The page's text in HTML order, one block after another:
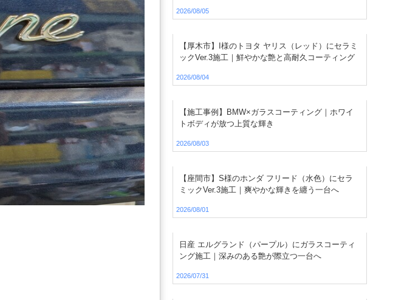
2026/08/05
【厚木市】I様のトヨタ ヤリス（レッド）にセラミ
ックVer.3施工｜鮮やかな艶と高耐久コーティング
2026/08/04
【施工事例】BMW×ガラスコーティング｜ホワイ
トボディが放つ上質な輝き
2026/08/03
【座間市】S様のホンダ フリード（水色）にセラ
ミックVer.3施工｜爽やかな輝きを纏う一台へ
2026/08/01
日産 エルグランド（パープル）にガラスコーティ
ング施工｜深みのある艶が際立つ一台へ
2026/07/31